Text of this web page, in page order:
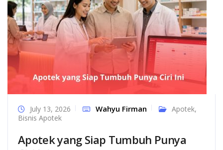
July 13, 2026 Wahyu Firman Apotek,
Bisnis Apotek
Apotek yang Siap Tumbuh Punya